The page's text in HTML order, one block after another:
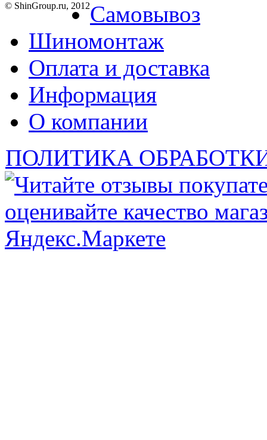
© ShinGroup.ru, 2012Самовывоз
Шиномонтаж
Оплата и доставка
Информация
О компании
ПОЛИТИКА